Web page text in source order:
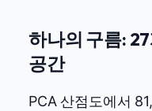
하나의 구름:
공간
PCA 산점도에서